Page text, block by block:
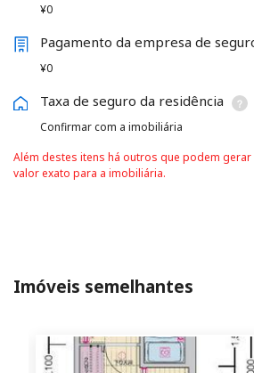
¥0
Pagamento da empresa de
¥0
Taxa de seguro da residência
Confirmar com a imobiliária
Além destes itens há outros que podem
valor exato para a imobiliária.
Imóveis semelhantes